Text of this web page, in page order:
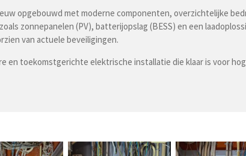
opgebouwd met moderne componenten, overzichtelijke
zonnepanelen (PV), batterijopslag (BESS) en een
van actuele beveiligingen.
en toekomstgerichte elektrische installatie die klaar is voor